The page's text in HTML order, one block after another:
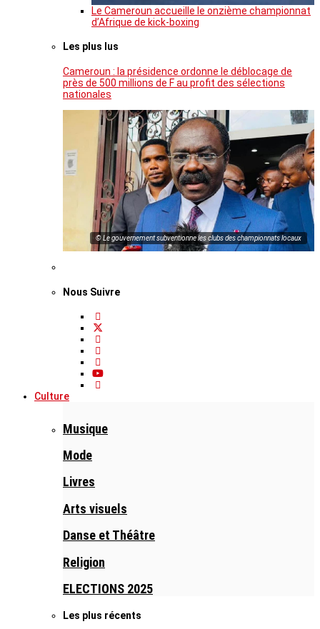
Le Cameroun accueille le onzième championnat
d’Afrique de kick-boxing
Les plus lus
Cameroun : la présidence ordonne le déblocage de
près de 500 millions de F au profit des sélections
nationales
© Le gouvernement subventionne les clubs des championnats locaux
Nous Suivre
Culture
Musique
Mode
Livres
Arts visuels
Danse et Théâtre
Religion
ELECTIONS 2025
Les plus récents